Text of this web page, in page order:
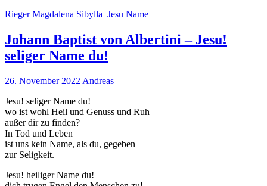
Rieger Magdalena Sibylla Jesu Name
Johann Baptist von Albertini – Jesu!
seliger Name du!
26. November 2022 Andreas
Jesu! seliger Name du!
wo ist wohl Heil und Genuss und Ruh
außer dir zu finden?
In Tod und Leben
ist uns kein Name, als du, gegeben
zur Seligkeit.
Jesu! heiliger Name du!